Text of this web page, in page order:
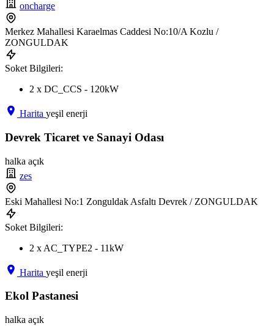
oncharge
Merkez Mahallesi Karaelmas Caddesi No:10/A Kozlu /
ZONGULDAK
Soket Bilgileri:
2 x DC_CCS - 120kW
Harita yeşil enerji
Devrek Ticaret ve Sanayi Odası
halka açık
zes
Eski Mahallesi No:1 Zonguldak Asfaltı Devrek / ZONGULDAK
Soket Bilgileri:
2 x AC_TYPE2 - 11kW
Harita yeşil enerji
Ekol Pastanesi
halka açık